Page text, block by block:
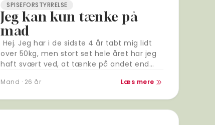
SPISEFORSTYRRELSE
Jeg kan kun tænke på
mad
Hej. Jeg har i de sidste 4 år tabt mig lidt
over 50kg, men stort set hele året har jeg
haft svært ved, at tænke på andet end…
Mand · 26 år Læs mere